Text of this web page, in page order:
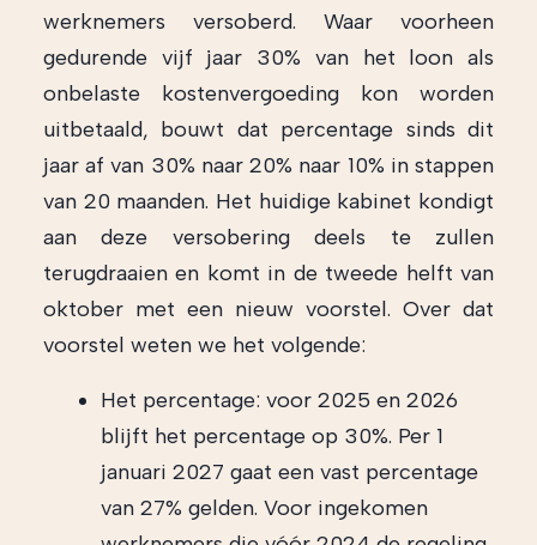
werknemers versoberd. Waar voorheen
gedurende vijf jaar 30% van het loon als
onbelaste kostenvergoeding kon worden
uitbetaald, bouwt dat percentage sinds dit
jaar af van 30% naar 20% naar 10% in stappen
van 20 maanden. Het huidige kabinet kondigt
aan deze versobering deels te zullen
terugdraaien en komt in de tweede helft van
oktober met een nieuw voorstel. Over dat
voorstel weten we het volgende:
Het percentage: voor 2025 en 2026
blijft het percentage op 30%. Per 1
januari 2027 gaat een vast percentage
van 27% gelden. Voor ingekomen